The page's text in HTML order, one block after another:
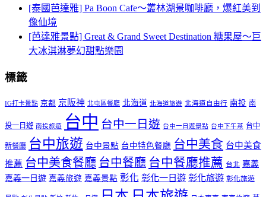
[泰國芭達雅] Pa Boon Cafe～叢林湖景咖啡廳，爆紅美到
像仙境
[芭達雅景點] Great & Grand Sweet Destination 糖果屋～巨
大冰淇淋夢幻甜點樂園
標籤
IG打卡景點 京都 京阪神 北屯區餐廳 北海道 北海道旅遊 北海道自由行 南投 南
投一日遊 南投旅遊 台中 台中一日遊 台中一日遊景點 台中下午茶 台中
新餐廳 台中旅遊 台中景點 台中特色餐廳 台中美食 台中美食
推薦 台中美食餐廳 台中餐廳 台中餐廳推薦 台北 嘉義
嘉義一日遊 嘉義旅遊 嘉義景點 彰化 彰化一日遊 彰化旅遊 彰化旅遊